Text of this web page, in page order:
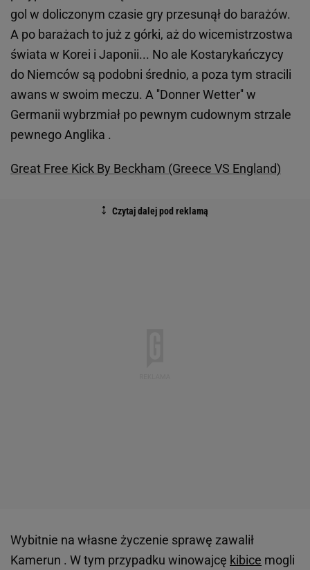
gol w doliczonym czasie gry przesunął do barażów.
A po barażach to już z górki, aż do wicemistrzostwa
świata w Korei i Japonii... No ale Kostarykańczycy
do Niemców są podobni średnio, a poza tym stracili
awans w swoim meczu. A ''Donner Wetter'' w
Germanii wybrzmiał po pewnym cudownym strzale
pewnego Anglika .
Great Free Kick By Beckham (Greece VS England)
Wybitnie na własne życzenie sprawę zawalił
Kamerun . W tym przypadku winowajcę kibice mogli